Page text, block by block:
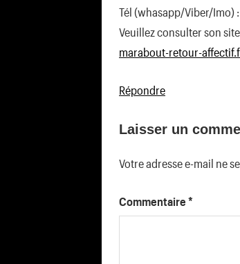
Tél (whasapp/Viber/Imo)
Veuillez consulter son
marabout-retour-
Répondre
Laisser un
Votre adresse e-mail ne
Commentaire *